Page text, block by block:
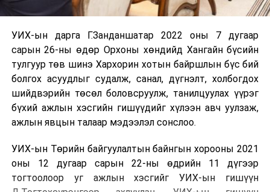
УИХ-ын дарга Г.Занданшатар 2022 оны 7 дугаар
сарын 26-ны өдөр Орхоны хөндийд Хангайн бүсийн
тулгуур төв шинэ Хархорин хотын байршлын бүс бий
болгох асуудлыг судалж, санал, дүгнэлт, холбогдох
шийдвэрийн төсөл боловсруулж, танилцуулах үүрэг
бүхий ажлын хэсгийн гишүүдийг хүлээн авч уулзаж,
ажлын явцын талаар мэдээлэл сонслоо.
УИХ-ын Төрийн байгуулалтын байнгын хорооны 2021
оны 12 дугаар сарын 22-ны өдрийн 11 дүгээр
тогтоолоор уг ажлын хэсгийг УИХ-ын гишүүн